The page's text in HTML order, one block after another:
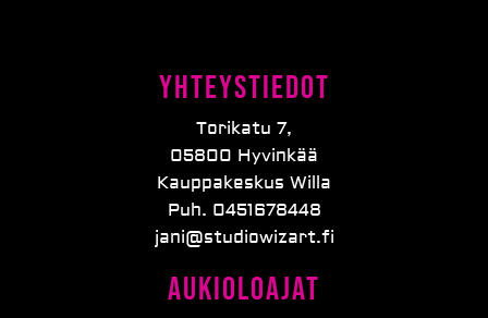
Yhteystiedot
Torikatu 7,
05800 Hyvinkää
Kauppakeskus Willa
Puh. 0451678448
jani@studiowizart.fi
Aukioloajat